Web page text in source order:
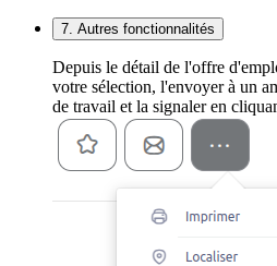
7. Autres fonctionnalités
Depuis le détail de l'offre
votre sélection, l'envoyer à un
de travail et la signaler en